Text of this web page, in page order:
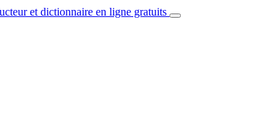
et dictionnaire en ligne gratuits